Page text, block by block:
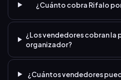
¿Cuánto cobra Rifalo
¿Los vendedores cobran la
organizador?
¿Cuántos vendedores